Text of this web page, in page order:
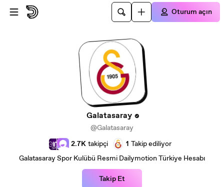
Ana içeriğe atla
Oturum açın
Galatasaray
@Galatasaray
2.7K takipçi 1 Takip ediliyor
Galatasaray Spor Kulübü Resmi Dailymotion Türkiye Hesabı
Takip Et